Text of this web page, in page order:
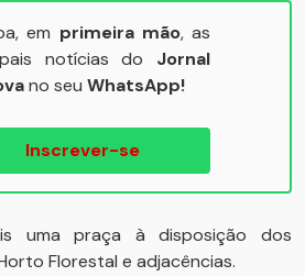
em primeira mão, as
notícias do Jornal
no seu WhatsApp!
Inscrever-se
uma praça à disposição dos
Florestal e adjacências.